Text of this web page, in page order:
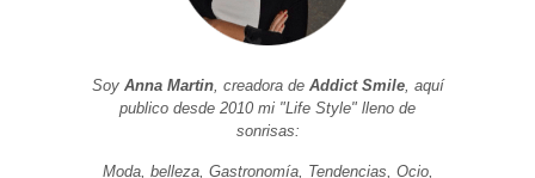
Soy Anna Martin, creadora de Addict Smile, aquí
publico desde 2010 mi "Life Style" lleno de
sonrisas:
Moda, belleza, Gastronomía, Tendencias, Ocio,